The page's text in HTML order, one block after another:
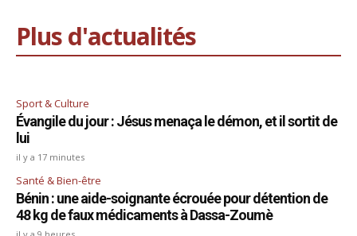
Plus d'actualités
Sport & Culture
Évangile du jour : Jésus menaça le démon, et il sortit de
lui
il y a 17 minutes
Santé & Bien-être
Bénin : une aide-soignante écrouée pour détention de
48 kg de faux médicaments à Dassa-Zoumè